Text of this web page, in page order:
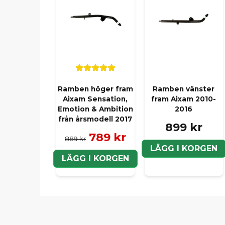
Ramben höger fram
Aixam Sensation,
Emotion & Ambition
från årsmodell 2017
889 kr 789 kr
LÄGG I KORGEN
Ramben vänster
fram Aixam 2010-
2016
899 kr
LÄGG I KORGEN